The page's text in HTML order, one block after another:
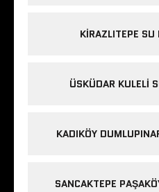
KIRAZLITEPE
ÜSKÜDAR KULELI
KADIKÖY
SANCAKTEPE